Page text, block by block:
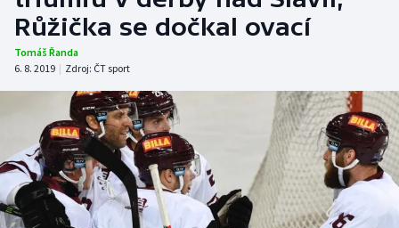
Tenis
Atletika
Cyklistika
DALŠÍ SPORTY
Americký fotbal
NEPŘEHLÉDNĚTE
Růžička se dočkal ovací
Tomáš Řanda
6. 8. 2019 | Zdroj: ČT sport